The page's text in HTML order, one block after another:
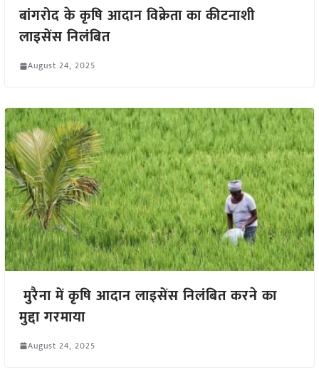
बांगरोद के कृषि आदान विक्रेता का कीटनाशी
लाइसेंस निलंबित
August 24, 2025
मुरैना में कृषि आदान लाइसेंस निलंबित करने का
मुद्दा गरमाया
August 24, 2025